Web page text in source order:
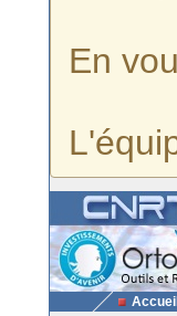
En
Accueil